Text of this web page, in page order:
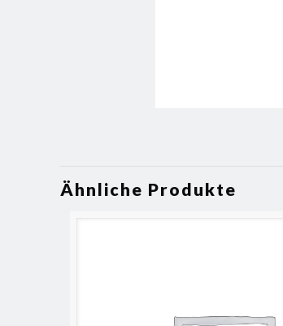
Ähnliche Produkte